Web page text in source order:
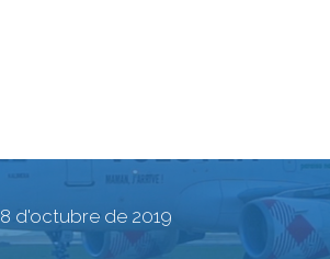
8 d'octubre de 2019